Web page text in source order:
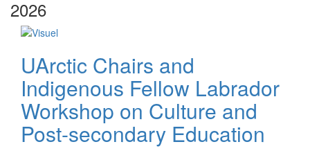
2026
UArctic Chairs and
Indigenous Fellow Labrador
Workshop on Culture and
Post-secondary Education